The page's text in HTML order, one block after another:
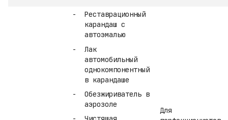
Реставрационный
карандаш с
автоэмалью
Лак
автомобильный
однокомпонентный
в карандаше
Обезжириватель в
аэрозоле
Для